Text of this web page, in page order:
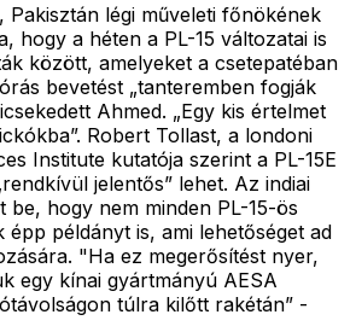
Pakisztán légi műveleti főnökének
hogy a héten a PL-15 változatai is
között, amelyeket a csetepatéban
bevetést „tanteremben fogják
Ahmed. „Egy kis értelmet
Robert Tollast, a londoni
Institute kutatója szerint a PL-15E
jelentős” lehet. Az indiai
be, hogy nem minden PL-15-ös
példányt is, ami lehetőséget ad
"Ha ez megerősítést nyer,
egy kínai gyártmányú AESA
túlra kilőtt rakétán” -